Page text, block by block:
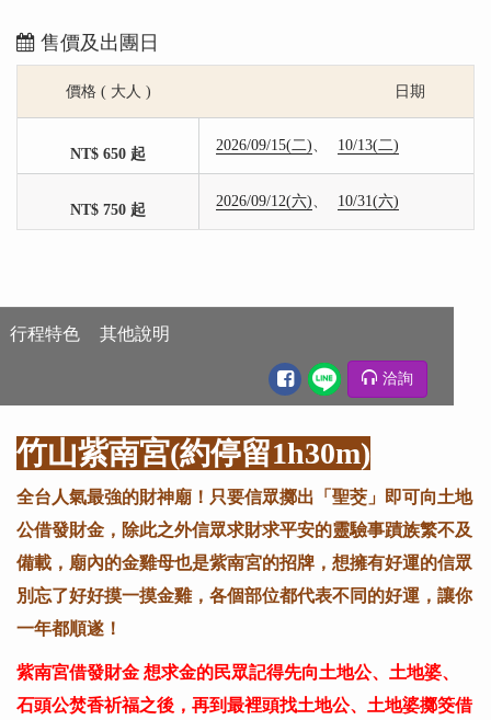
售價及出團日
價格 ( 大人 ) 日期
NT$ 650 起 2026/09/15(二) 10/13(二)
NT$ 750 起 2026/09/12(六) 10/31(六)
行程特色 其他說明
洽詢
竹山紫南宮(約停留1h30m)
全台人氣最強的財神廟！只要信眾擲出「聖茭」即可向土地
公借發財金，除此之外信眾求財求平安的靈驗事蹟族繁不及
備載，廟內的金雞母也是紫南宮的招牌，想擁有好運的信眾
別忘了好好摸一摸金雞，各個部位都代表不同的好運，讓你
一年都順遂！
紫南宮借發財金 想求金的民眾記得先向土地公、土地婆、
石頭公焚香祈福之後，再到最裡頭找土地公、土地婆擲筊借